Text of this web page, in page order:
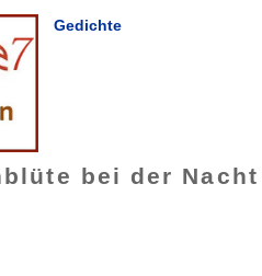
Gedichte
bei der Nacht